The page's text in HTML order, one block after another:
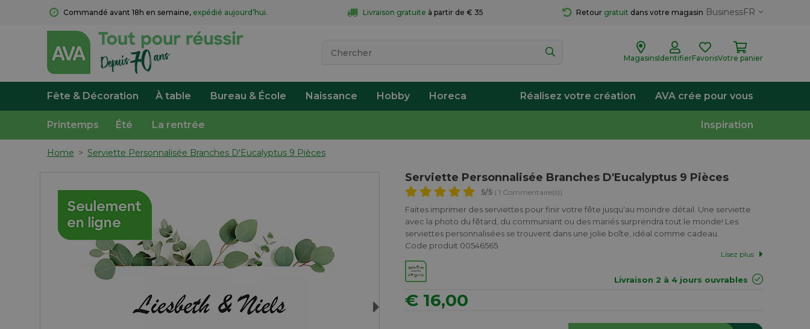
Commandé avant 18h en semaine, expédié aujourd’hui. Livraison gratuite à partir de € 35 Retour gratuit dans votre magasin BusinessFR
MagasinsIdentifierFavorisVotre panier
Fête & Décoration À table Bureau & École Naissance Hobby Horeca Réalisez votre création AVA crée pour vous
Printemps Été La rentrée Inspiration
Home > Serviette Personnalisée Branches D'Eucalyptus 9 Pièces
Next
Serviette Personnalisée Branches D'Eucalyptus 9 Pièces
5/5 ( 1 Commentaire(s))
Faites imprimer des serviettes pour finir votre fête jusqu'au moindre détail. Une serviette
avec la photo du fêtard, du communiant ou des mariés surprendra tout le monde! Les
serviettes personnalisées se trouvent dans une jolie boîte, idéal comme cadeau.
Code produit 00546565
Lisez plus
Livraison 2 à 4 jours ouvrables
€ 16,00